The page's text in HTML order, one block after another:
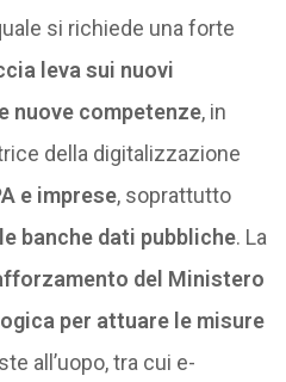
si richiede una forte
leva sui nuovi
nuove competenze, in
della digitalizzazione
e imprese, soprattutto
banche dati pubbliche. La
del Ministero
per attuare le misure
all’uopo, tra cui e-